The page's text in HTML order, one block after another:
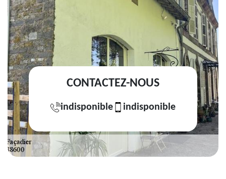
CONTACTEZ-NOUS
indisponible indisponible